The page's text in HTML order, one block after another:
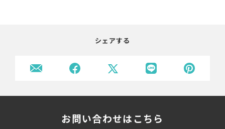
シェアする
お問い合わせはこちら